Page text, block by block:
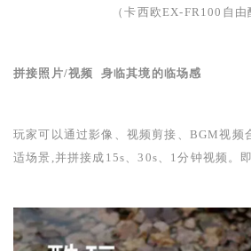
（卡西欧EX-FR100 自由
拼接照片/视频 身临其境的临场感
玩家可以通过影像、视频剪接、 BGM视频
适场景,并拼接成 15s 、30s 1分钟视频。